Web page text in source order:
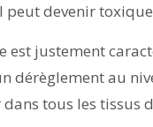
peut devenir
est justement
dérèglement au
tous les tissus